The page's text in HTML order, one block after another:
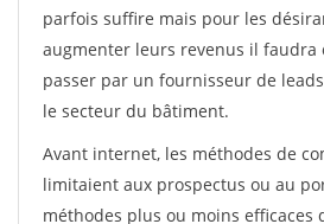
parfois suffire mais pour les
augmenter leurs revenus il
passer par un fournisseur de
le secteur du bâtiment.
Avant internet, les méthodes de
limitaient aux prospectus ou au
méthodes plus ou moins efficaces